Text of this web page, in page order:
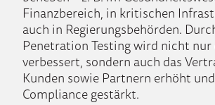
Finanzbereich, in kritischen
auch in Regierungsbehörden.
Penetration Testing wird nicht
verbessert, sondern auch das
Kunden sowie Partnern erhöht
Compliance gestärkt.